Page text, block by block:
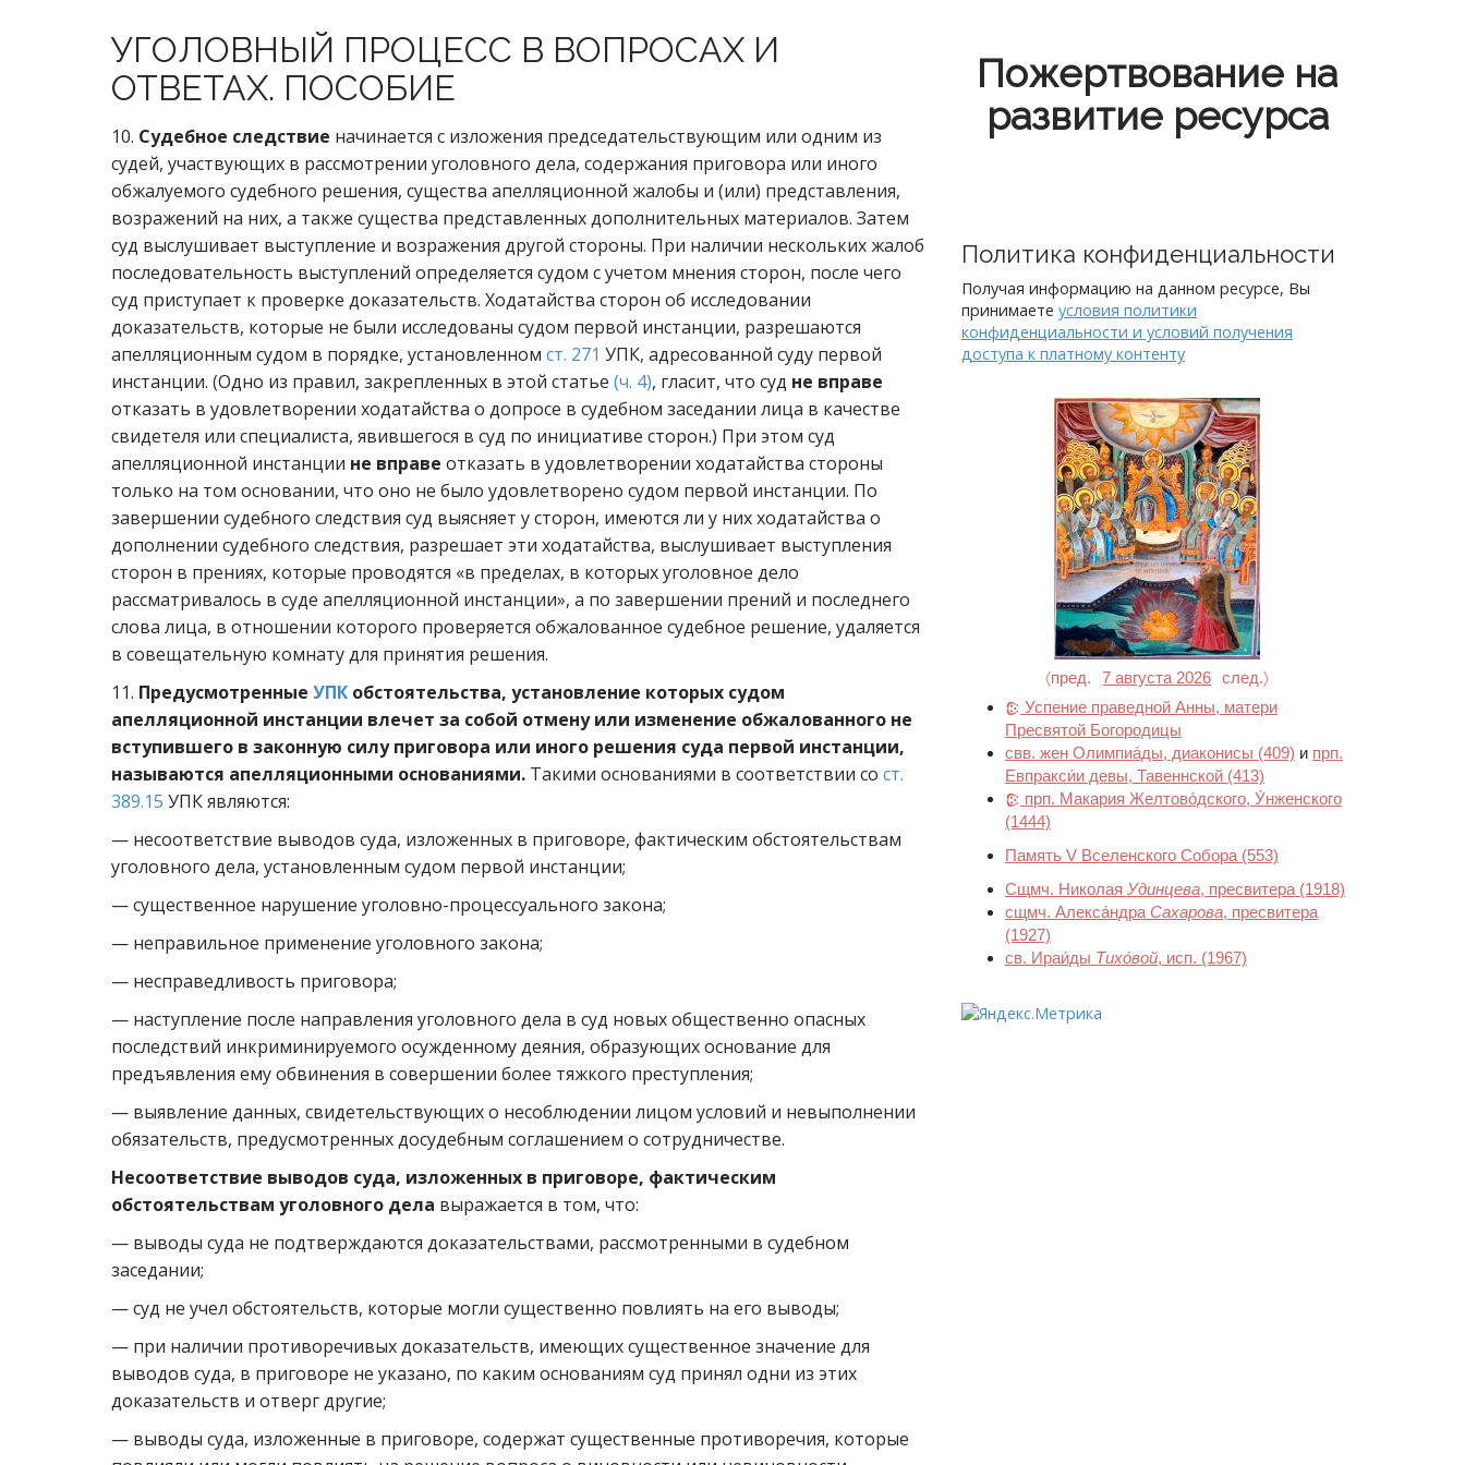
УГОЛОВНЫЙ ПРОЦЕСС В ВОПРОСАХ И
ОТВЕТАХ. ПОСОБИЕ
10. Судебное следствие начинается с изложения председательствующим или одним из
судей, участвующих в рассмотрении уголовного дела, содержания приговора или иного
обжалуемого судебного решения, существа апелляционной жалобы и (или) представления,
возражений на них, а также существа представленных дополнительных материалов. Затем
суд выслушивает выступление и возражения другой стороны. При наличии нескольких жалоб
последовательность выступлений определяется судом с учетом мнения сторон, после чего
суд приступает к проверке доказательств. Ходатайства сторон об исследовании
доказательств, которые не были исследованы судом первой инстанции, разрешаются
апелляционным судом в порядке, установленном ст. 271 УПК, адресованной суду первой
инстанции. (Одно из правил, закрепленных в этой статье (ч. 4), гласит, что суд не вправе
отказать в удовлетворении ходатайства о допросе в судебном заседании лица в качестве
свидетеля или специалиста, явившегося в суд по инициативе сторон.) При этом суд
апелляционной инстанции не вправе отказать в удовлетворении ходатайства стороны
только на том основании, что оно не было удовлетворено судом первой инстанции. По
завершении судебного следствия суд выясняет у сторон, имеются ли у них ходатайства о
дополнении судебного следствия, разрешает эти ходатайства, выслушивает выступления
сторон в прениях, которые проводятся «в пределах, в которых уголовное дело
рассматривалось в суде апелляционной инстанции», а по завершении прений и последнего
слова лица, в отношении которого проверяется обжалованное судебное решение, удаляется
в совещательную комнату для принятия решения.
11. Предусмотренные УПК обстоятельства, установление которых судом
апелляционной инстанции влечет за собой отмену или изменение обжалованного не
вступившего в законную силу приговора или иного решения суда первой инстанции,
называются апелляционными основаниями. Такими основаниями в соответствии со ст.
389.15 УПК являются:
— несоответствие выводов суда, изложенных в приговоре, фактическим обстоятельствам
уголовного дела, установленным судом первой инстанции;
— существенное нарушение уголовно-процессуального закона;
— неправильное применение уголовного закона;
— несправедливость приговора;
— наступление после направления уголовного дела в суд новых общественно опасных
последствий инкриминируемого осужденному деяния, образующих основание для
предъявления ему обвинения в совершении более тяжкого преступления;
— выявление данных, свидетельствующих о несоблюдении лицом условий и невыполнении
обязательств, предусмотренных досудебным соглашением о сотрудничестве.
Несоответствие выводов суда, изложенных в приговоре, фактическим
обстоятельствам уголовного дела выражается в том, что:
— выводы суда не подтверждаются доказательствами, рассмотренными в судебном
заседании;
— суд не учел обстоятельств, которые могли существенно повлиять на его выводы;
— при наличии противоречивых доказательств, имеющих существенное значение для
выводов суда, в приговоре не указано, по каким основаниям суд принял одни из этих
доказательств и отверг другие;
— выводы суда, изложенные в приговоре, содержат существенные противоречия, которые
Пожертвование на
развитие ресурса
Политика конфиденциальности
Получая информацию на данном ресурсе, Вы
принимаете условия политики
конфиденциальности и условий получения
доступа к платному контенту
〈пред. 7 августа 2026
след.〉
Успение праведной Анны, матери
Пресвятой Богородицы
свв. жен Олимпиа́ды, диаконисы (409) и прп.
Евпракси́и девы, Тавеннской (413)
прп. Макария Желтово́дского, У́нженского
(1444)
Память V Вселенского Собора (553)
Сщмч. Николая Удинцева, пресвитера (1918)
сщмч. Алекса́ндра Сахарова, пресвитера
(1927)
св. Ираи́ды Тихо́вой, исп. (1967)